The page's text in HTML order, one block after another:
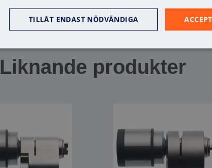
Liknande produkter
TILLÅT ENDAST NÖDVÄNDIGA